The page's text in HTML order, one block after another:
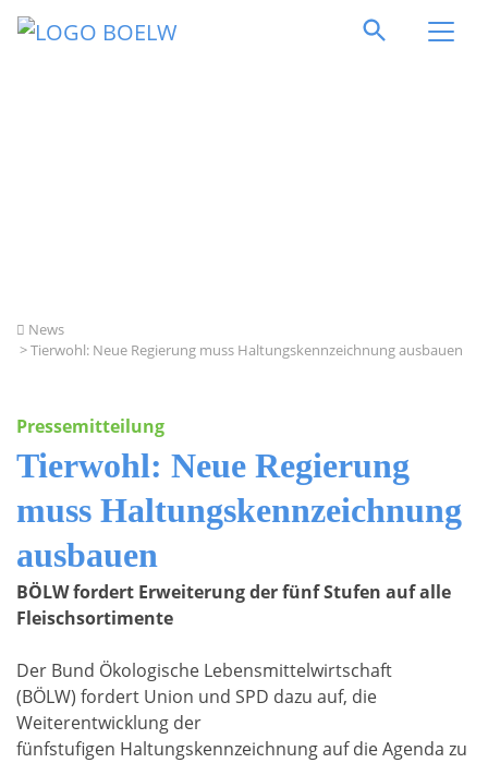
News
> Tierwohl: Neue Regierung muss Haltungskennzeichnung ausbauen
Pressemitteilung
Tierwohl: Neue Regierung
muss Haltungskennzeichnung
ausbauen
BÖLW fordert Erweiterung der fünf Stufen auf alle
Fleischsortimente
Der Bund Ökologische Lebensmittelwirtschaft
(BÖLW) fordert Union und SPD dazu auf, die
Weiterentwicklung der
fünfstufigen Haltungskennzeichnung auf die Agenda zu